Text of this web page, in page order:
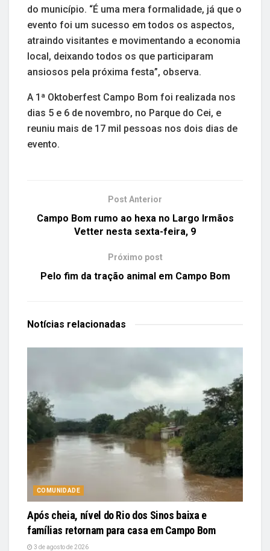
do município. “É uma mera formalidade, já que o
evento foi um sucesso em todos os aspectos,
atraindo visitantes e movimentando a economia
local, deixando todos os que participaram
ansiosos pela próxima festa”, observa.
A 1ª Oktoberfest Campo Bom foi realizada nos
dias 5 e 6 de novembro, no Parque do Cei, e
reuniu mais de 17 mil pessoas nos dois dias de
evento.
Post Anterior
Campo Bom rumo ao hexa no Largo Irmãos
Vetter nesta sexta-feira, 9
Próximo post
Pelo fim da tração animal em Campo Bom
Notícias relacionadas
COMUNIDADE
Após cheia, nível do Rio dos Sinos baixa e
famílias retornam para casa em Campo Bom
3 de agosto de 2026